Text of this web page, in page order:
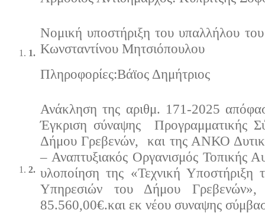
1.
Νομική υποστήριξη του υπαλλήλου
Κωνσταντίνου Μητσιόπουλου
Πληρoφορίες:Βάϊος Δημήτριος
2.
Ανάκληση της αριθμ. 171-2025
Έγκριση σύναψης Προγραμματικής
Δήμου Γρεβενών, και της ΑΝΚΟ
– Αναπτυξιακός Οργανισμός Τοπικής
υλοποίηση της «Τεχνική Υποστήριξη
Υπηρεσιών του Δήμου Γρεβενών»,
85.560,00€.και εκ νέου συναψης